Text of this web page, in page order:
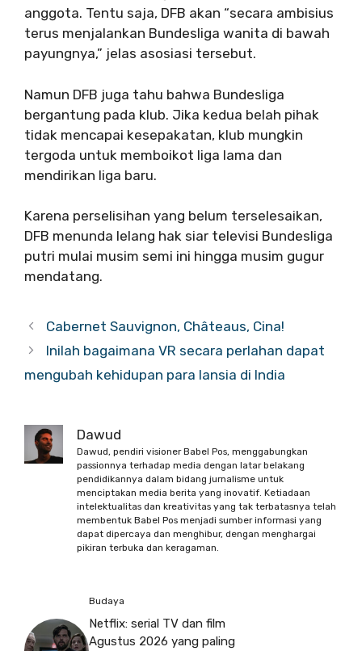
anggota. Tentu saja, DFB akan “secara ambisius
terus menjalankan Bundesliga wanita di bawah
payungnya,” jelas asosiasi tersebut.
Namun DFB juga tahu bahwa Bundesliga
bergantung pada klub. Jika kedua belah pihak
tidak mencapai kesepakatan, klub mungkin
tergoda untuk memboikot liga lama dan
mendirikan liga baru.
Karena perselisihan yang belum terselesaikan,
DFB menunda lelang hak siar televisi Bundesliga
putri mulai musim semi ini hingga musim gugur
mendatang.
Cabernet Sauvignon, Châteaus, Cina!
Inilah bagaimana VR secara perlahan dapat
mengubah kehidupan para lansia di India
Dawud
Dawud, pendiri visioner Babel Pos, menggabungkan
passionnya terhadap media dengan latar belakang
pendidikannya dalam bidang jurnalisme untuk
menciptakan media berita yang inovatif. Ketiadaan
intelektualitas dan kreativitas yang tak terbatasnya telah
membentuk Babel Pos menjadi sumber informasi yang
dapat dipercaya dan menghibur, dengan menghargai
pikiran terbuka dan keragaman.
Budaya
Netflix: serial TV dan film
Agustus 2026 yang paling